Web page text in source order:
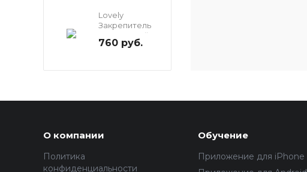
Lovely
Закрепитель
прозрачный
лаковый, 10мл
760 руб.
О компании
Политика
конфиденциальности
Обучение
Приложение для iPhone